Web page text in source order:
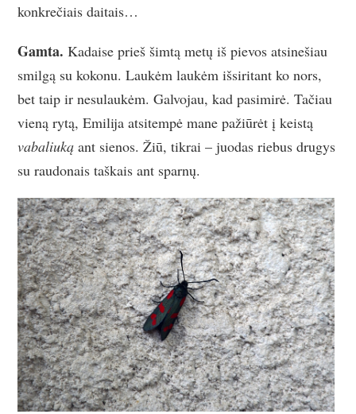
konkrečiais daitais…
Gamta.Kadaise prieš šimtą metų iš pievos atsinešiau
smilgą su kokonu. Laukėm laukėm išsiritant ko nors,
bet taip ir nesulaukėm. Galvojau, kad pasimirė. Tačiau
vieną rytą, Emilija atsitempė mane pažiūrėt į keistą
vabaliukąant sienos. Žiū, tikrai – juodas riebus drugys
su raudonais taškais ant sparnų.